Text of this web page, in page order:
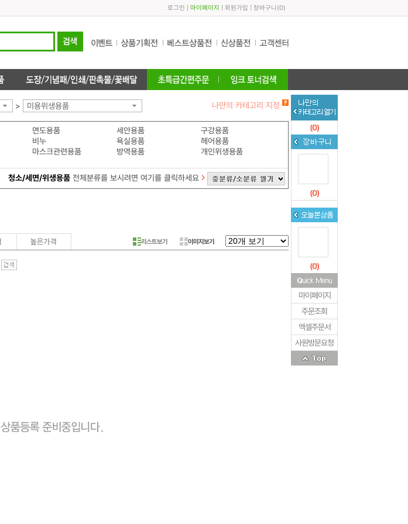
로그인 마이페이지 회원가입 장바구니 (0)
> 미용위생용품 나만의 카테고리 지정
면도용품 세안용품
구강용품
비누 욕실용품
헤어용품
마스크관련용품 방역용품
개인위생용품
청소/세면/위생용품전체분류를 보시려면 여기를 클릭하세요
리스트보기 이미지보기
(0)
(0)
(0)
마이페이지
주문조회
엑셀주문서
사원방문요청